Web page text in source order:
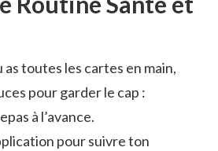
toutes les cartes en main,
pour garder le cap :
à l’avance.
pour suivre ton